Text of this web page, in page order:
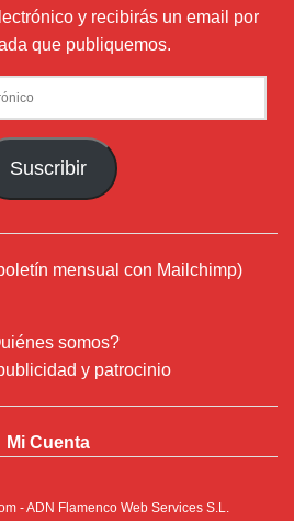
y recibirás un email por
que publiquemos.
Suscribir
mensual con Mailchimp)
somos?
y patrocinio
Mi Cuenta
- ADN Flamenco Web Services S.L.